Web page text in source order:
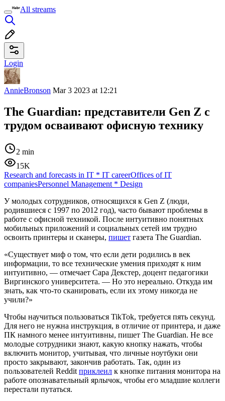
All streams
Login
AnnieBronson Mar 3 2023 at 12:21
The Guardian: представители Gen Z с
трудом осваивают офисную технику
2 min
15K
Research and forecasts in IT * IT careerOffices of IT
companiesPersonnel Management * Design
У молодых сотрудников, относящихся к Gen Z (люди,
родившиеся с 1997 по 2012 год), часто бывают проблемы в
работе с офисной техникой. После интуитивно понятных
мобильных приложений и социальных сетей им трудно
освоить принтеры и сканеры, пишет газета The Guardian.
«Существует миф о том, что если дети родились в век
информации, то все технические умения приходят к ним
интуитивно, — отмечает Сара Декстер, доцент педагогики
Виргинского университета. — Но это нереально. Откуда им
знать, как что-то сканировать, если их этому никогда не
учили?»
Чтобы научиться пользоваться TikTok, требуется пять секунд.
Для него не нужна инструкция, в отличие от принтера, и даже
ПК намного менее интуитивны, пишет The Guardian. Не все
молодые сотрудники знают, какую кнопку нажать, чтобы
включить монитор, учитывая, что личные ноутбуки они
просто закрывают, закончив работать. Так, один из
пользователей Reddit приклеил к кнопке питания монитора на
работе опознавательный ярлычок, чтобы его младшие коллеги
перестали путаться.